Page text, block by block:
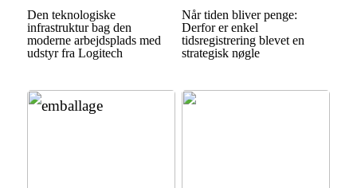
Den teknologiske
infrastruktur bag den
moderne arbejdsplads med
udstyr fra Logitech
Når tiden bliver penge:
Derfor er enkel
tidsregistrering blevet en
strategisk nøgle